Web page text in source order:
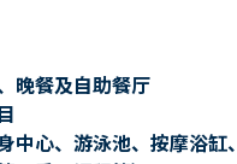
晚餐及自助餐厅
中心、游泳池、按摩浴